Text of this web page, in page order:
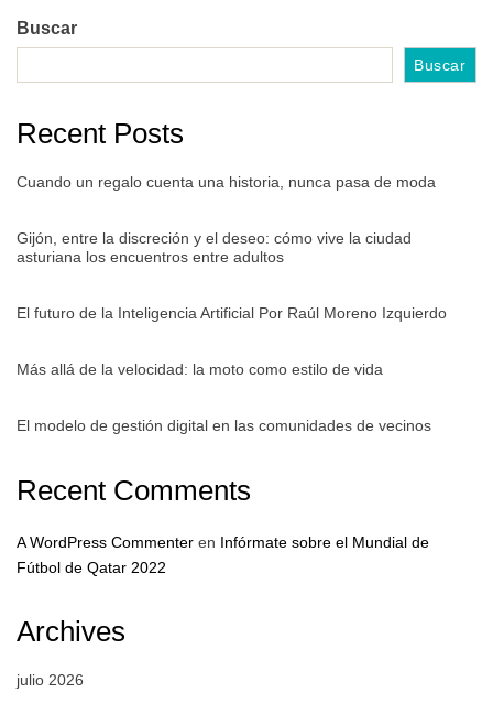
Buscar
Buscar
Recent Posts
Cuando un regalo cuenta una historia, nunca pasa de moda
Gijón, entre la discreción y el deseo: cómo vive la ciudad
asturiana los encuentros entre adultos
El futuro de la Inteligencia Artificial Por Raúl Moreno Izquierdo
Más allá de la velocidad: la moto como estilo de vida
El modelo de gestión digital en las comunidades de vecinos
Recent Comments
A WordPress Commenter en Infórmate sobre el Mundial de
Fútbol de Qatar 2022
Archives
julio 2026